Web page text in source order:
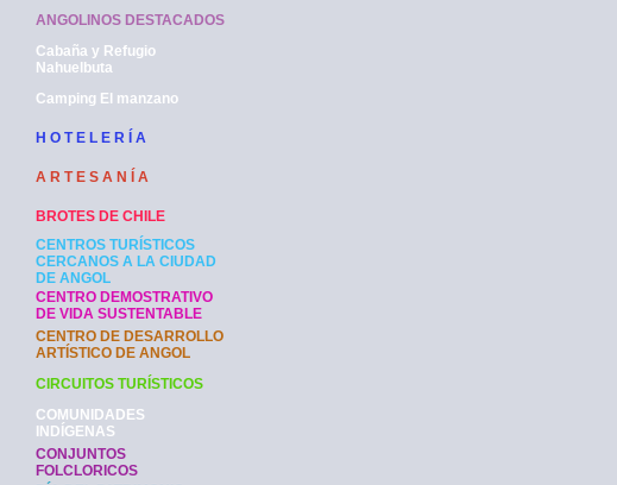
ANGOLINOS DESTACADOS
Cabaña y Refugio
Nahuelbuta
Camping El manzano
H O T E L E R Í A
A R T E S A N Í A
BROTES DE CHILE
CENTROS TURÍSTICOS
CERCANOS A LA CIUDAD
DE ANGOL
CENTRO DEMOSTRATIVO
DE VIDA SUSTENTABLE
CENTRO DE DESARROLLO
ARTÍSTICO DE ANGOL
CIRCUITOS TURÍSTICOS
COMUNIDADES
INDÍGENAS
CONJUNTOS
FOLCLORICOS